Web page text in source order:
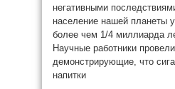
негативными
население нашей планеты
более чем 1/4 миллиарда
Научные работники
демонстрирующие, что
напитки